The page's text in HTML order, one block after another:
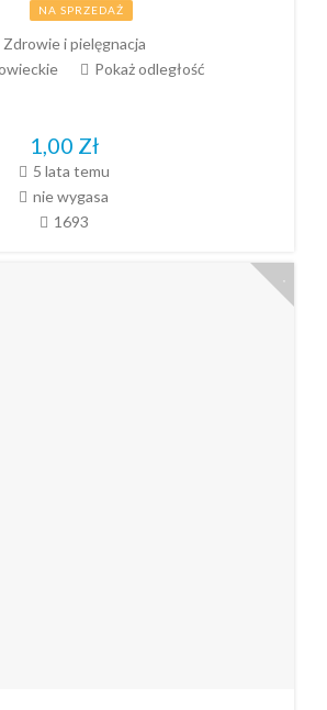
NA SPRZEDAŻ
Zdrowie i pielęgnacja
Pokaż odległość
1,00 Zł
5 lata temu
nie wygasa
1693